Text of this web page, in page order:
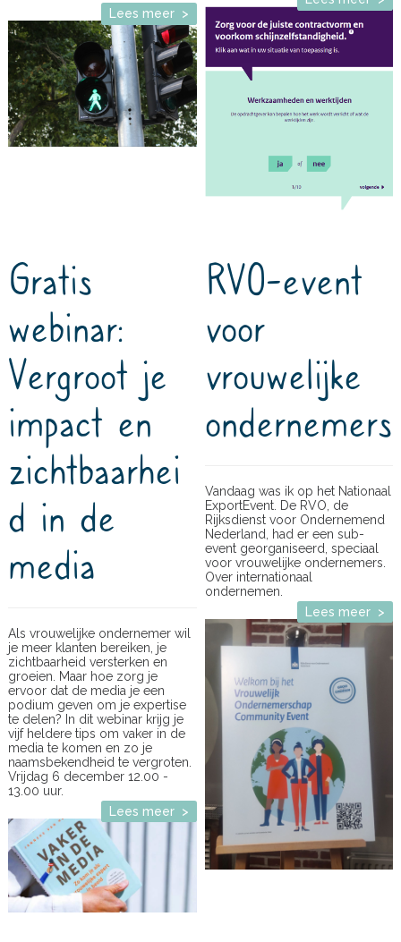
Lees meer >
Gratis
webinar:
Vergroot je
impact en
zichtbaarhei
d in de
media
Als vrouwelijke ondernemer wil
je meer klanten bereiken, je
zichtbaarheid versterken en
groeien. Maar hoe zorg je
ervoor dat de media je een
podium geven om je expertise
te delen? In dit webinar krijg je
vijf heldere tips om vaker in de
media te komen en zo je
naamsbekendheid te vergroten.
Vrijdag 6 december 12.00 -
13.00 uur.
Lees meer >
RVO-event
voor
vrouwelijke
ondernemers
Vandaag was ik op het Nationaal
ExportEvent. De RVO, de
Rijksdienst voor Ondernemend
Nederland, had er een sub-
event georganiseerd, speciaal
voor vrouwelijke ondernemers.
Over internationaal
ondernemen.
Lees meer >